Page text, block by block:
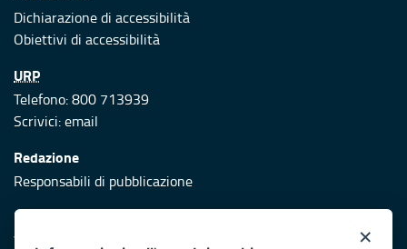
Dichiarazione di accessibilità
Obiettivi di accessibilità
URP
Telefono: 800 713939
Scrivici:email
Redazione
Responsabili di pubblicazione
Protezione civile
Vai al sito di Protezione Civile Puglia ×